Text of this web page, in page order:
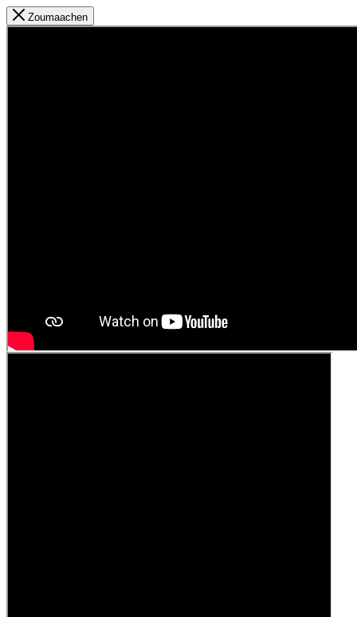
Zoumaachen